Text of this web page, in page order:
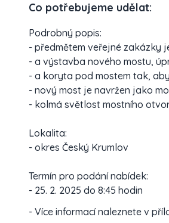
Co potřebujeme udělat:
Podrobný popis:
- předmětem veřejné zakázky
- a výstavba nového mostu,
- a koryta pod mostem tak,
- nový most je navržen jako
- kolmá světlost mostního
Lokalita:
- okres Český Krumlov
Termín pro podání nabídek:
- 25. 2. 2025 do 8:45 hodin
- Více informací naleznete v